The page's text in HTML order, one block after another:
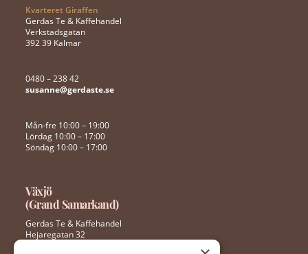
Kvarteret Giraffen
Gerdas Te & Kaffehandel
Verkstadsgatan
392 39 Kalmar
0480 – 238 42
susanne@gerdaste.se
Mån-fre 10:00 – 19:00
Lördag 10:00 – 17:00
Söndag 10:00 – 17:00
Växjö
(Grand Samarkand)
Gerdas Te & Kaffehandel
Hejaregatan 32